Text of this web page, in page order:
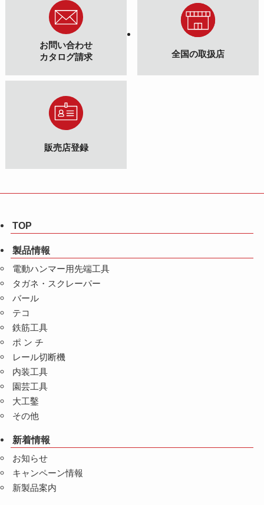
お問い合わせ
カタログ請求
全国の取扱店
販売店登録
TOP
製品情報
電動ハンマー用先端工具
タガネ・スクレーパー
バール
テコ
鉄筋工具
ポ ン チ
レール切断機
内装工具
園芸工具
大工鑿
その他
新着情報
お知らせ
キャンペーン情報
新製品案内